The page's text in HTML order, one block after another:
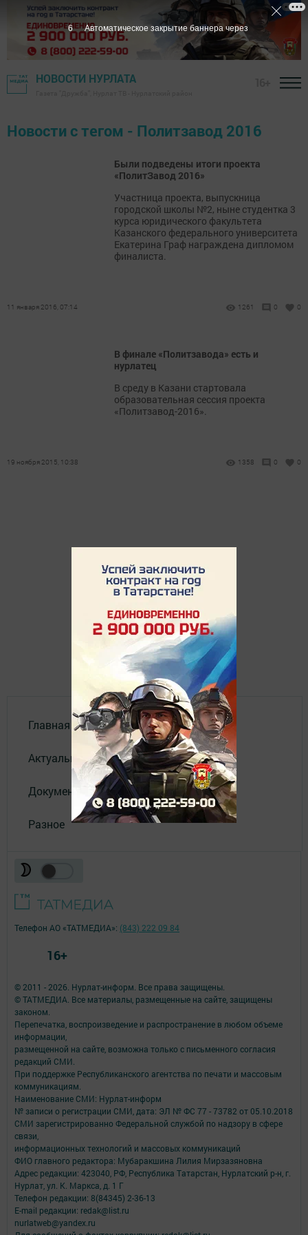
НОВОСТИ НУРЛАТА
Новости с тегом - Политзавод 2016
Были подведены итоги проекта
«ПолитЗавод 2016»
Участница проекта, выпускница
городской школы №2, ныне студентка 3
курса юридического факультета
Казанского федерального университета
Екатерина Граф награждена дипломом
финалиста.
11 января 2016, 07:14 1261 0 0
В финале «Политзавода» есть и
нурлатец
В среду в Казани стартовала
образовательная сессия проекта
«Политзавод-2016».
19 ноября 2015, 10:38 1358 0 0
Главная
Актуальное видео
Документы
Разное
© 2011 - 2026. Нурлат-⁠информ. Все права защищены.
© ТАТМЕДИА. Все материалы, размещенные на сайте, защищены
законом.
Перепечатка, воспроизведение и распространение в любом объеме
информации,
размещенной на сайте, возможна только с письменного согласия
редакций СМИ.
При поддержке Республиканского агентства по печати и массовым
коммуникациям.
Наименование СМИ: Нурлат-⁠информ
№ записи о регистрации СМИ, дата: ЭЛ № ФС 77 -⁠ 73782 от 05.10.2018
СМИ зарегистрированно Федеральной службой по надзору в сфере
связи,
информационных технологий и массовых коммуникаций
ФИО главного редактора: Мубаракшина Лилия Мирзазяновна
Адрес редакции: 423040, РФ, Республика Татарстан, Нурлатский р-н, г.
Нурлат, ул. К. Маркса, д. 1 Г
Телефон редакции: 8(84345) 2-36-13
E-mail редакции: redak@list.ru
nurlatweb@yandex.ru
Телефон АО «ТАТМЕДИА»: (843) 222 09 84
16+
6 Автоматическое закрытие баннера через